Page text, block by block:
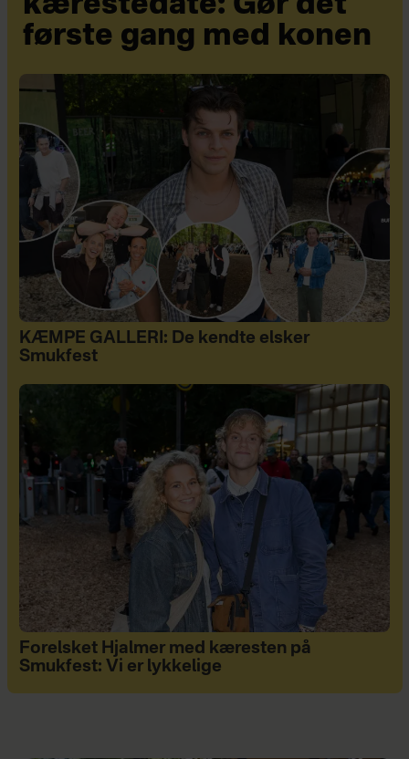
første gang med konen
KÆMPE GALLERI: De kendte elsker
Smukfest
Forelsket Hjalmer med kæresten på
Smukfest: Vi er lykkelige